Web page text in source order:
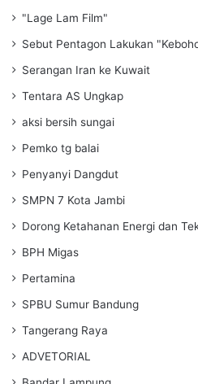
"Lage Lam Film"
Sebut Pentagon Lakukan
Serangan Iran ke Kuwait
Tentara AS Ungkap
aksi bersih sungai
Pemko tg balai
Penyanyi Dangdut
SMPN 7 Kota Jambi
Dorong Ketahanan Energi dan
BPH Migas
Pertamina
SPBU Sumur Bandung
Tangerang Raya
ADVETORIAL